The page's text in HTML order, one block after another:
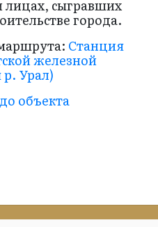
лицах, сыгравших
города.
Станция
железной
Урал)
объекта